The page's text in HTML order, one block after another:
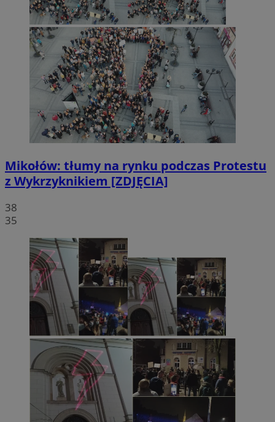
Mikołów: tłumy na rynku podczas Protestu
z Wykrzyknikiem [ZDJĘCIA]
38
35